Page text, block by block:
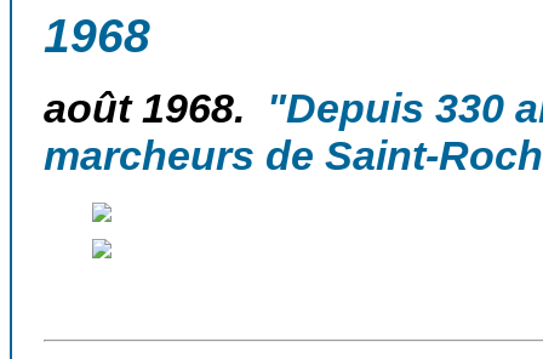
1968
août 1968. "Depuis 330
marcheurs de Saint-